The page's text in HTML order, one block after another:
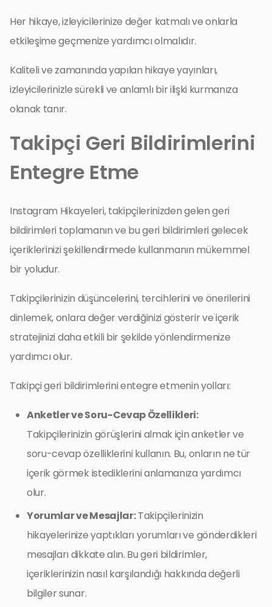
Her hikaye, izleyicilerinize değer katmalı ve onlarla
etkileşime geçmenize yardımcı olmalıdır.
Kaliteli ve zamanında yapılan hikaye yayınları,
izleyicilerinizle sürekli ve anlamlı bir ilişki kurmanıza
olanak tanır.
Takipçi Geri Bildirimlerini
Entegre Etme
Instagram Hikayeleri, takipçilerinizden gelen geri
bildirimleri toplamanın ve bu geri bildirimleri gelecek
içeriklerinizi şekillendirmede kullanmanın mükemmel
bir yoludur.
Takipçilerinizin düşüncelerini, tercihlerini ve önerilerini
dinlemek, onlara değer verdiğinizi gösterir ve içerik
stratejinizi daha etkili bir şekilde yönlendirmenize
yardımcı olur.
Takipçi geri bildirimlerini entegre etmenin yolları:
Anketler ve Soru-Cevap Özellikleri:
Takipçilerinizin görüşlerini almak için anketler ve
soru-cevap özelliklerini kullanın. Bu, onların ne tür
içerik görmek istediklerini anlamanıza yardımcı
olur.
Yorumlar ve Mesajlar:Takipçilerinizin
hikayelerinize yaptıkları yorumları ve gönderdikleri
mesajları dikkate alın. Bu geri bildirimler,
içeriklerinizin nasıl karşılandığı hakkında değerli
bilgiler sunar.